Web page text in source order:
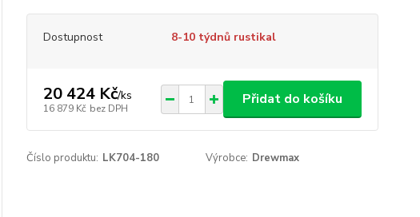
Dostupnost 8-10 týdnů rustikal
20 424 Kč/ks
16 879 Kč bez DPH
Přidat do košíku
Číslo produktu: LK704-180 Výrobce: Drewmax